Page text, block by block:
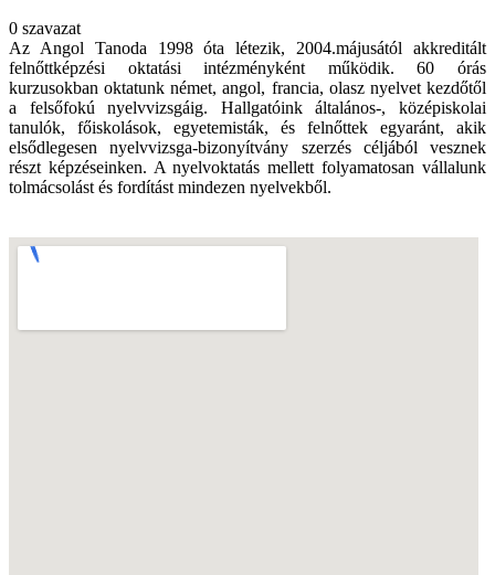
0 szavazat
Az Angol Tanoda 1998 óta létezik, 2004.májusától akkreditált
felnőttképzési oktatási intézményként működik. 60 órás
kurzusokban oktatunk német, angol, francia, olasz nyelvet kezdőtől
a felsőfokú nyelvvizsgáig. Hallgatóink általános-, középiskolai
tanulók, főiskolások, egyetemisták, és felnőttek egyaránt, akik
elsődlegesen nyelvvizsga-bizonyítvány szerzés céljából vesznek
részt képzéseinken. A nyelvoktatás mellett folyamatosan vállalunk
tolmácsolást és fordítást mindezen nyelvekből.